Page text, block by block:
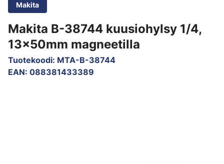
Makita
Makita B-38744 kuusiohylsy 1/4,
13x50mm magneetilla
Tuotekoodi: MTA-B-38744
EAN: 088381433389